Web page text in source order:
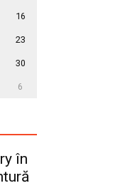
16
23
30
6
în